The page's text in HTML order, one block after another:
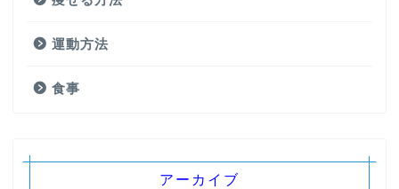
運動方法
食事
アーカイブ